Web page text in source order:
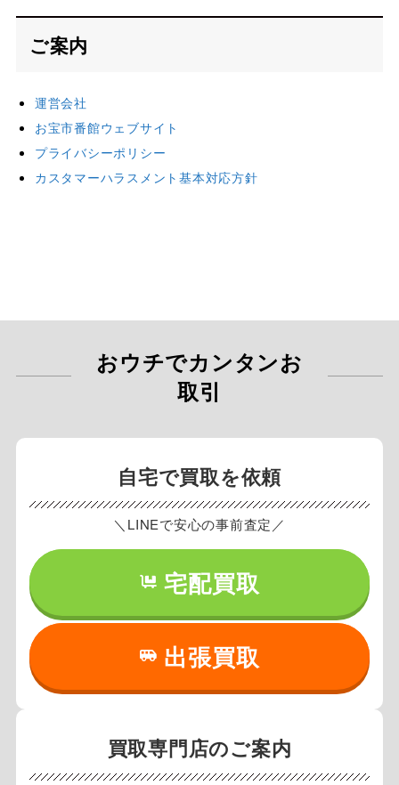
ご案内
運営会社
お宝市番館ウェブサイト
プライバシーポリシー
カスタマーハラスメント基本対応方針
おウチでカンタンお
取引
自宅で買取を依頼
＼LINEで安心の事前査定／
宅配買取
出張買取
買取専門店のご案内